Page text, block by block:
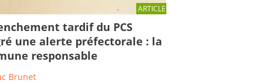
ARTICLE
tardif du PCS
une alerte préfectorale : la
responsable
Brunet